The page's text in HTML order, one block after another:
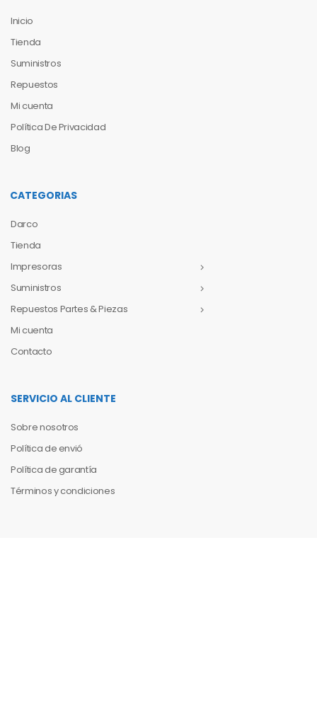
Inicio
Tienda
Suministros
Repuestos
Mi cuenta
Política De Privacidad
Blog
CATEGORIAS
Darco
Tienda
Impresoras
Suministros
Repuestos Partes & Piezas
Mi cuenta
Contacto
SERVICIO AL CLIENTE
Sobre nosotros
Política de envió
Política de garantía
Términos y condiciones